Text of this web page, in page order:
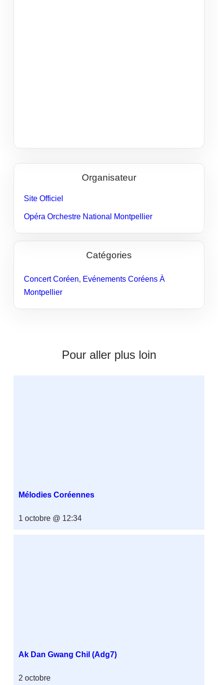
Organisateur
Site Officiel
Opéra Orchestre National Montpellier
Catégories
Concert Coréen, Evénements Coréens À
Montpellier
Pour aller plus loin
Mélodies Coréennes
1 octobre @ 12:34
Ak Dan Gwang Chil (Adg7)
2 octobre